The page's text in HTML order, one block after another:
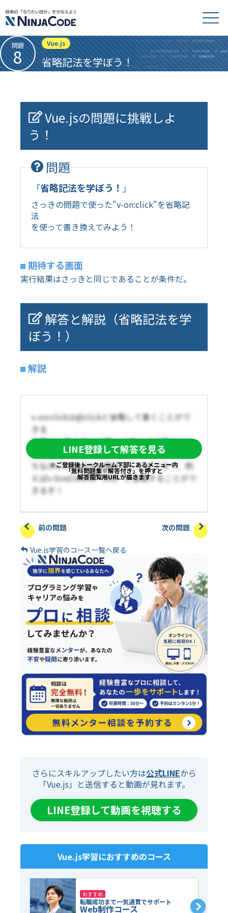
問題
8
Vue.js
省略記法を学ぼう！
Vue.jsの問題に挑戦しよ
う！
問題
「省略記法を学ぼう！ 」
さっきの問題で使った"v-on:click"を省略記
法
を使って書き換えてみよう！
期待する画面
実行結果はさっきと同じであることが条件だ。
解答と解説（省略記法を学
ぼう！）
解説
LINE登録して解答を見る
※ご登録後トークルーム下部にあるメニュー内
「無料問題集※解答付き」を押すと
解答閲覧用URLが届きます
v-on:clickは@clickと省略して書くことがで
きる
実務では基本的に省略して書くのが基本だか
ら積極的に使っていこう！
ちなみにv-bindも省略することができて、例
えばv-bind:hrefは`:href`と省略することがで
きるぞ！
前の問題 次の問題
Vue.js学習のコース一覧へ戻る
さらにスキルアップしたい方は公式LINEから
「Vue.js」と送信すると動画が見れます。
LINE登録して動画を視聴する
Vue.js学習におすすめのコース
おすすめ
転職成功まで一気通貫でサポート
Web制作コース